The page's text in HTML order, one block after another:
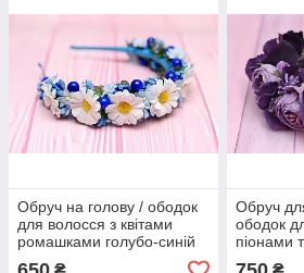
Обруч на голову / ободок
для волосся з квітами
ромашками голубо-синій
586
Обруч
ободок
піонами